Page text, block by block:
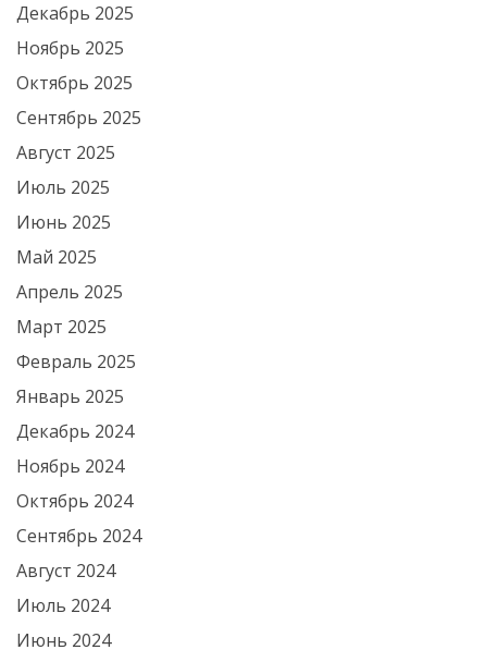
Декабрь 2025
Ноябрь 2025
Октябрь 2025
Сентябрь 2025
Август 2025
Июль 2025
Июнь 2025
Май 2025
Апрель 2025
Март 2025
Февраль 2025
Январь 2025
Декабрь 2024
Ноябрь 2024
Октябрь 2024
Сентябрь 2024
Август 2024
Июль 2024
Июнь 2024